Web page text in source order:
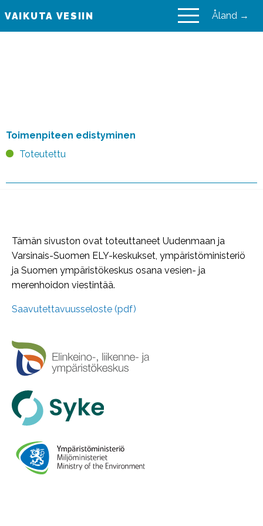
VAIKUTA VESIIN VAIKUTA VESIIN Åland →
Toimenpiteen edistyminen
Toteutettu
Tämän sivuston ovat toteuttaneet Uudenmaan ja
Varsinais-Suomen ELY-keskukset, ympäristöministeriö
ja Suomen ympäristökeskus osana vesien- ja
merenhoidon viestintää.
Saavutettavuusseloste (pdf)